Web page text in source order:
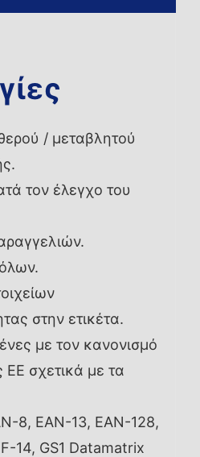
/ μεταβλητού
τον έλεγχο του
στην ετικέτα.
με τον κανονισμό
ΕΕ σχετικά με τα
8, EAN-13, EAN-128,
14, GS1 Datamatrix